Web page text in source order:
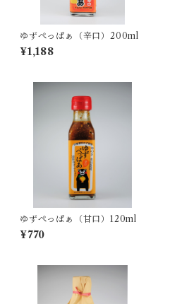
ゆずぺっぱぁ（辛口）200ml
¥1,188
ゆずぺっぱぁ（甘口）120ml
¥770